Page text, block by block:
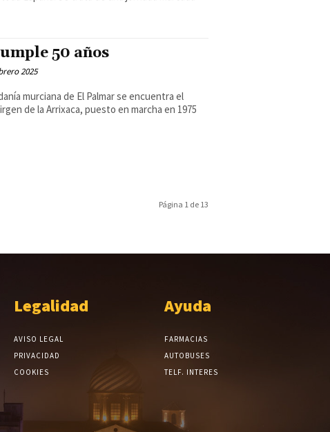
50 años
2025
murciana de El Palmar se encuentra el
de la Arrixaca, puesto en marcha en 1975
Página 1 de 13
Legalidad
AVISO LEGAL
PRIVACIDAD
COOKIES
Ayuda
FARMACIAS
AUTOBUSES
TELF. INTERES